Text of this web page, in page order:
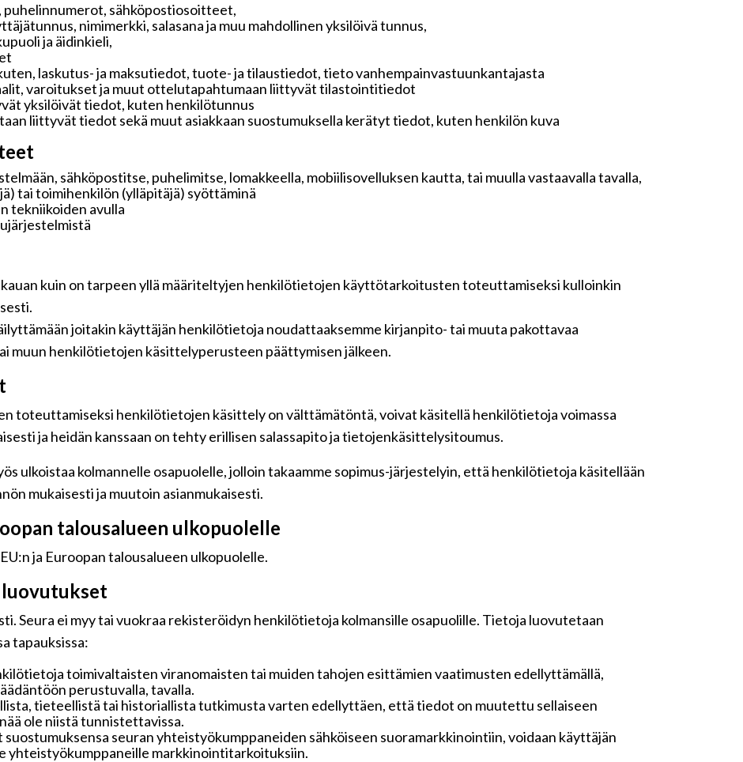
sähköpostiosoitteet,
nimimerkki, salasana ja muu mahdollinen yksilöivä tunnus,
ja äidinkieli,
laskutus- ja maksutiedot, tuote- ja tilaustiedot, tieto vanhempainvastuunkantajasta
varoitukset ja muut ottelutapahtumaan liittyvät tilastointitiedot
yksilöivät tiedot, kuten henkilötunnus
liittyvät tiedot sekä muut asiakkaan suostumuksella kerätyt tiedot, kuten henkilön kuva
sähköpostitse, puhelimitse, lomakkeella, mobiilisovelluksen kautta, tai muulla vastaavalla tavalla,
tai toimihenkilön (ylläpitäjä) syöttäminä
tekniikoiden avulla
kuin on tarpeen yllä määriteltyjen henkilötietojen käyttötarkoitusten toteuttamiseksi kulloinkin
joitakin käyttäjän henkilötietoja noudattaaksemme kirjanpito- tai muuta pakottavaa
muun henkilötietojen käsittelyperusteen päättymisen jälkeen.
toteuttamiseksi henkilötietojen käsittely on välttämätöntä, voivat käsitellä henkilötietoja voimassa
ja heidän kanssaan on tehty erillisen salassapito ja tietojenkäsittelysitoumus.
ulkoistaa kolmannelle osapuolelle, jolloin takaamme sopimus-järjestelyin, että henkilötietoja käsitellään
mukaisesti ja muutoin asianmukaisesti.
talousalueen ulkopuolelle
ja Euroopan talousalueen ulkopuolelle.
luovutukset
Seura ei myy tai vuokraa rekisteröidyn henkilötietoja kolmansille osapuolille. Tietoja luovutetaan
tapauksissa:
toimivaltaisten viranomaisten tai muiden tahojen esittämien vaatimusten edellyttämällä,
perustuvalla, tavalla.
tieteellistä tai historiallista tutkimusta varten edellyttäen, että tiedot on muutettu sellaiseen
ole niistä tunnistettavissa.
seuran yhteistyökumppaneiden sähköiseen suoramarkkinointiin, voidaan käyttäjän
yhteistyökumppaneille markkinointitarkoituksiin.